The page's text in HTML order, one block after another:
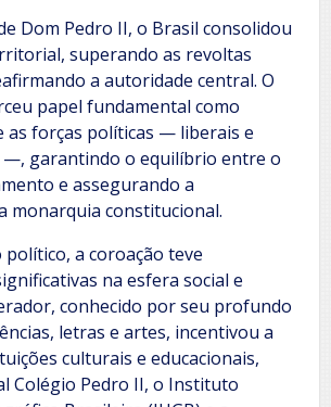
Dom Pedro II, o Brasil consolidou
superando as revoltas
a autoridade central. O
papel fundamental como
as forças políticas — liberais e
—, garantindo o equilíbrio entre o
e assegurando a
monarquia constitucional.
político, a coroação teve
na esfera social e
conhecido por seu profundo
letras e artes, incentivou a
culturais e educacionais,
Colégio Pedro II, o Instituto